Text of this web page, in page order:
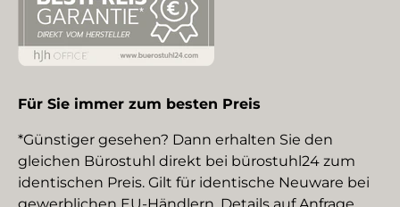
Für Sie immer zum besten Preis
*Günstiger gesehen? Dann erhalten Sie den
gleichen Bürostuhl direkt bei bürostuhl24 zum
identischen Preis. Gilt für identische Neuware bei